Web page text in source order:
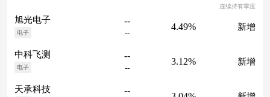
连续持有季度
旭光电子
电子
--
--
4.49% 新增
中科飞测
电子
--
--
3.12% 新增
天承科技 --